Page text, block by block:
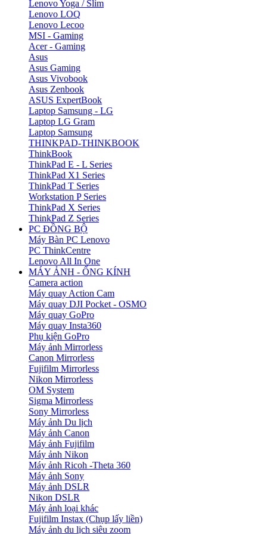
Lenovo Yoga / Slim
Lenovo LOQ
Lenovo Lecoo
MSI - Gaming
Acer - Gaming
Asus
Asus Gaming
Asus Vivobook
Asus Zenbook
ASUS ExpertBook
Laptop Samsung - LG
Laptop LG Gram
Laptop Samsung
THINKPAD-THINKBOOK
ThinkBook
ThinkPad E - L Series
ThinkPad X1 Series
ThinkPad T Series
Workstation P Series
ThinkPad X Series
ThinkPad Z Series
PC ĐỒNG BỘ
Máy Bàn PC Lenovo
PC ThinkCentre
Lenovo All In One
MÁY ẢNH - ỐNG KÍNH
Camera action
Máy quay Action Cam
Máy quay DJI Pocket - OSMO
Máy quay GoPro
Máy quay Insta360
Phụ kiện GoPro
Máy ảnh Mirrorless
Canon Mirrorless
Fujifilm Mirrorless
Nikon Mirrorless
OM System
Sigma Mirrorless
Sony Mirrorless
Máy ảnh Du lịch
Máy ảnh Canon
Máy ảnh Fujifilm
Máy ảnh Nikon
Máy ảnh Ricoh -Theta 360
Máy ảnh Sony
Máy ảnh DSLR
Nikon DSLR
Máy ảnh loại khác
Fujifilm Instax (Chụp lấy liền)
Máy ảnh du lịch siêu zoom